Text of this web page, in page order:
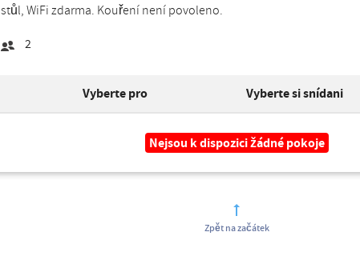
stůl, WiFi zdarma. Kouření není povoleno.
2
Vyberte pro Vyberte si snídani
Nejsou k dispozici žádné pokoje
Zpět na začátek